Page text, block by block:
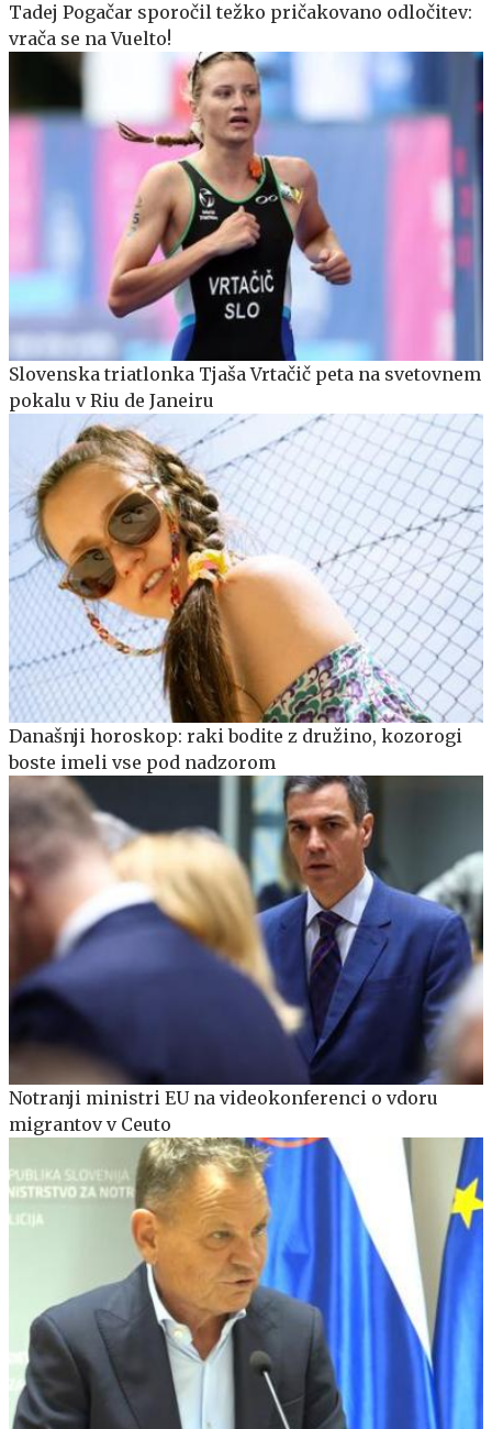
Tadej Pogačar sporočil težko pričakovano odločitev:
vrača se na Vuelto!
Slovenska triatlonka Tjaša Vrtačič peta na svetovnem
pokalu v Riu de Janeiru
Današnji horoskop: raki bodite z družino, kozorogi
boste imeli vse pod nadzorom
Notranji ministri EU na videokonferenci o vdoru
migrantov v Ceuto